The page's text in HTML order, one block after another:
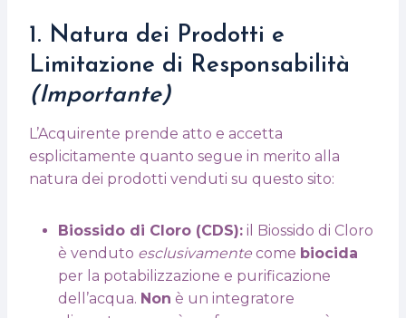
1. Natura dei Prodotti e
Limitazione di Responsabilità
(Importante)
L’Acquirente prende atto e accetta
esplicitamente quanto segue in merito alla
natura dei prodotti venduti su questo sito:
Biossido di Cloro (CDS): il Biossido di Cloro
è venduto esclusivamente come biocida
per la potabilizzazione e purificazione
dell’acqua. Non è un integratore